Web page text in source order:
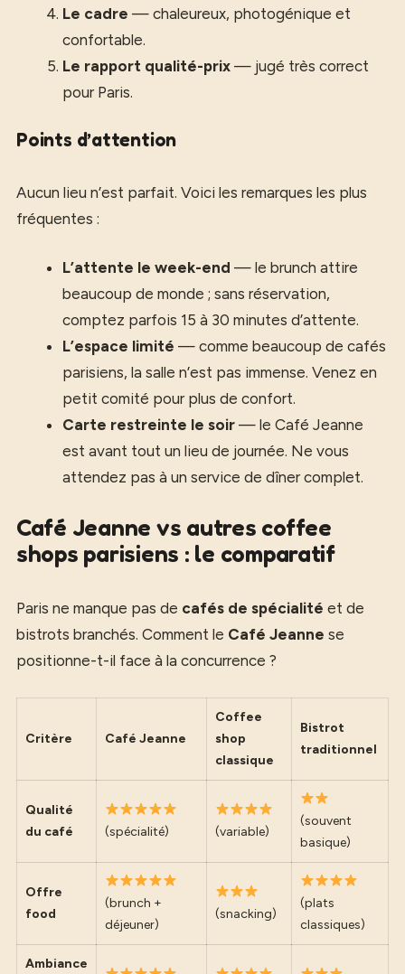
Le cadre — chaleureux, photogénique et
confortable.
Le rapport qualité-prix — jugé très correct
pour Paris.
Points d’attention
Aucun lieu n’est parfait. Voici les remarques les plus
fréquentes :
L’attente le week-end — le brunch attire
beaucoup de monde ; sans réservation,
comptez parfois 15 à 30 minutes d’attente.
L’espace limité — comme beaucoup de cafés
parisiens, la salle n’est pas immense. Venez en
petit comité pour plus de confort.
Carte restreinte le soir — le Café Jeanne
est avant tout un lieu de journée. Ne vous
attendez pas à un service de dîner complet.
Café Jeanne vs autres coffee
shops parisiens : le comparatif
Paris ne manque pas de cafés de spécialité et de
bistrots branchés. Comment le Café Jeanne se
positionne-t-il face à la concurrence ?
Critère Café Jeanne
Coffee
shop
classique
Bistrot
traditionnel
Qualité
du café
(spécialité) (variable)
(souvent
basique)
Offre
food
(brunch +
déjeuner)
(snacking)
(plats
classiques)
Ambiance